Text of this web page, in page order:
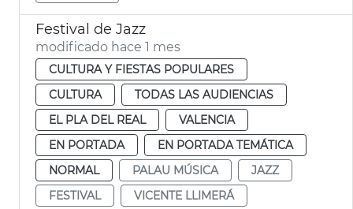
Festival de Jazz
modificado hace 1 mes
CULTURA Y FIESTAS POPULARES
CULTURA
TODAS LAS AUDIENCIAS
EL PLA DEL REAL
VALENCIA
EN PORTADA
EN PORTADA TEMÁTICA
NORMAL
PALAU MÚSICA
JAZZ
FESTIVAL
VICENTE LLIMERÁ